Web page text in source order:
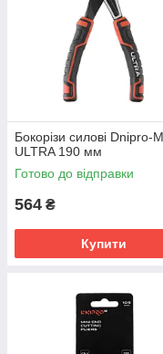
Бокорізи силові Dnipro-M
ULTRA 190 мм
Готово до відправки
564 ₴
Купити